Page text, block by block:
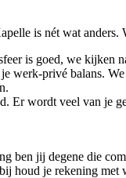
is nét wat anders.
is goed, we kijken
werk-privé balans.
Er wordt veel van je
ben jij degene die
houd je rekening met